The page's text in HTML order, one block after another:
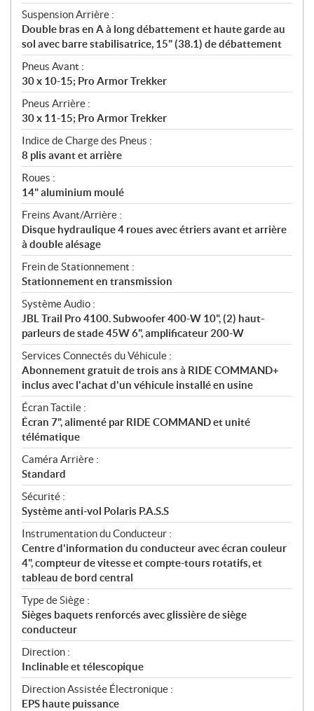
Suspension Arrière :
Double bras en A à long débattement et haute garde au
sol avec barre stabilisatrice, 15" (38.1) de débattement
Pneus Avant :
30 x 10-15; Pro Armor Trekker
Pneus Arrière :
30 x 11-15; Pro Armor Trekker
Indice de Charge des Pneus :
8 plis avant et arrière
Roues :
14" aluminium moulé
Freins Avant/Arrière :
Disque hydraulique 4 roues avec étriers avant et arrière
à double alésage
Frein de Stationnement :
Stationnement en transmission
Système Audio :
JBL Trail Pro 4100. Subwoofer 400-W 10", (2) haut-
parleurs de stade 45W 6", amplificateur 200-W
Services Connectés du Véhicule :
Abonnement gratuit de trois ans à RIDE COMMAND+
inclus avec l'achat d'un véhicule installé en usine
Écran Tactile :
Écran 7", alimenté par RIDE COMMAND et unité
télématique
Caméra Arrière :
Standard
Sécurité :
Système anti-vol Polaris P.A.S.S
Instrumentation du Conducteur :
Centre d'information du conducteur avec écran couleur
4", compteur de vitesse et compte-tours rotatifs, et
tableau de bord central
Type de Siège :
Sièges baquets renforcés avec glissière de siège
conducteur
Direction :
Inclinable et télescopique
Direction Assistée Électronique :
EPS haute puissance